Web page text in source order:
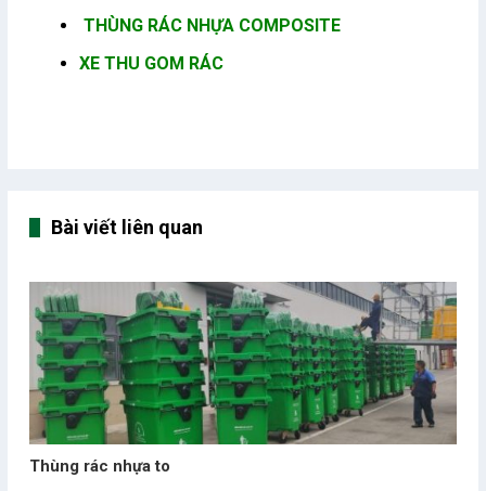
THÙNG RÁC NHỰA COMPOSITE
XE THU GOM RÁC
Bài viết liên quan
Thùng rác nhựa to